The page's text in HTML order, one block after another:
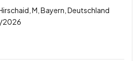
M, Bayern, Deutschland